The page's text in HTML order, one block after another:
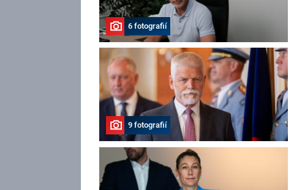
6 fotografií
9 fotografií